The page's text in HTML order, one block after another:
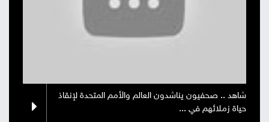
صور
من
شاهد .. صحفيون يناشدون العالم والأمم المتحدة لإنقاذ
حياة زملائهم في ...